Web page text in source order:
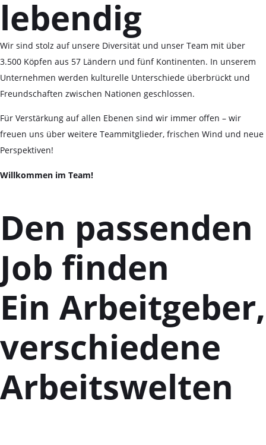
lebendig
Wir sind stolz auf unsere Diversität und unser Team mit über
3.500 Köpfen aus 57 Ländern und fünf Kontinenten. In unserem
Unternehmen werden kulturelle Unterschiede überbrückt und
Freundschaften zwischen Nationen geschlossen.
Für Verstärkung auf allen Ebenen sind wir immer offen – wir
freuen uns über weitere Teammitglieder, frischen Wind und neue
Perspektiven!
Willkommen im Team!
Den passenden
Job finden
Ein Arbeitgeber,
verschiedene
Arbeitswelten